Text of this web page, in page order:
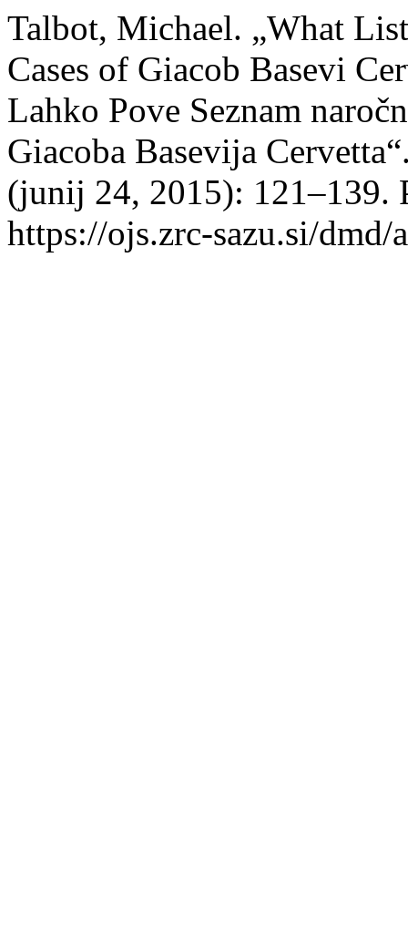
Talbot, Michael. „What
Cases of Giacob Basevi
Lahko Pove Seznam
Giacoba Basevija
(junij 24, 2015): 121–139.
https://ojs.zrc-sazu.si/